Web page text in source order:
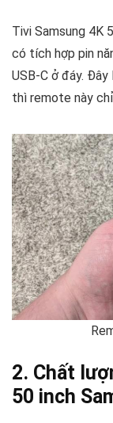
Tivi Samsung 4K
có tích hợp pin
USB-C ở đáy.
thì remote này
2. Chất
50 inch